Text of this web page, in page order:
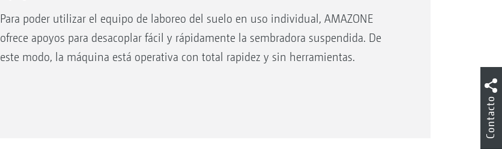
Para poder utilizar el equipo de laboreo del suelo en uso individual, AMAZONE
ofrece apoyos para desacoplar fácil y rápidamente la sembradora suspendida. De
este modo, la máquina está operativa con total rapidez y sin herramientas.
Contacto